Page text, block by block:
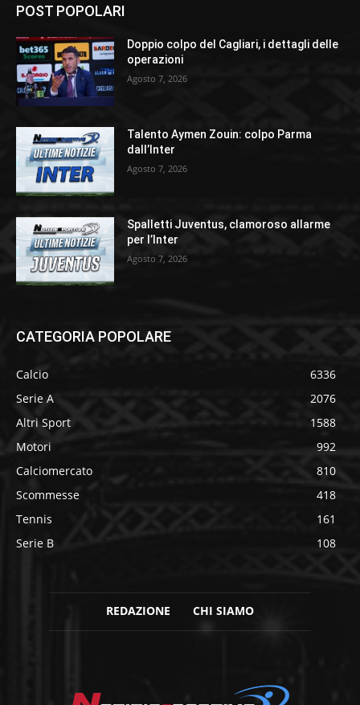
POST POPOLARI
Doppio colpo del Cagliari, i dettagli delle
operazioni
Agosto 7, 2026
Talento Aymen Zouin: colpo Parma
dall’Inter
Agosto 7, 2026
Spalletti Juventus, clamoroso allarme
per l’Inter
Agosto 7, 2026
CATEGORIA POPOLARE
Calcio
6336
Serie A
2076
Altri Sport
1588
Motori
992
Calciomercato
810
Scommesse
418
Tennis
161
Serie B
108
REDAZIONE CHI SIAMO